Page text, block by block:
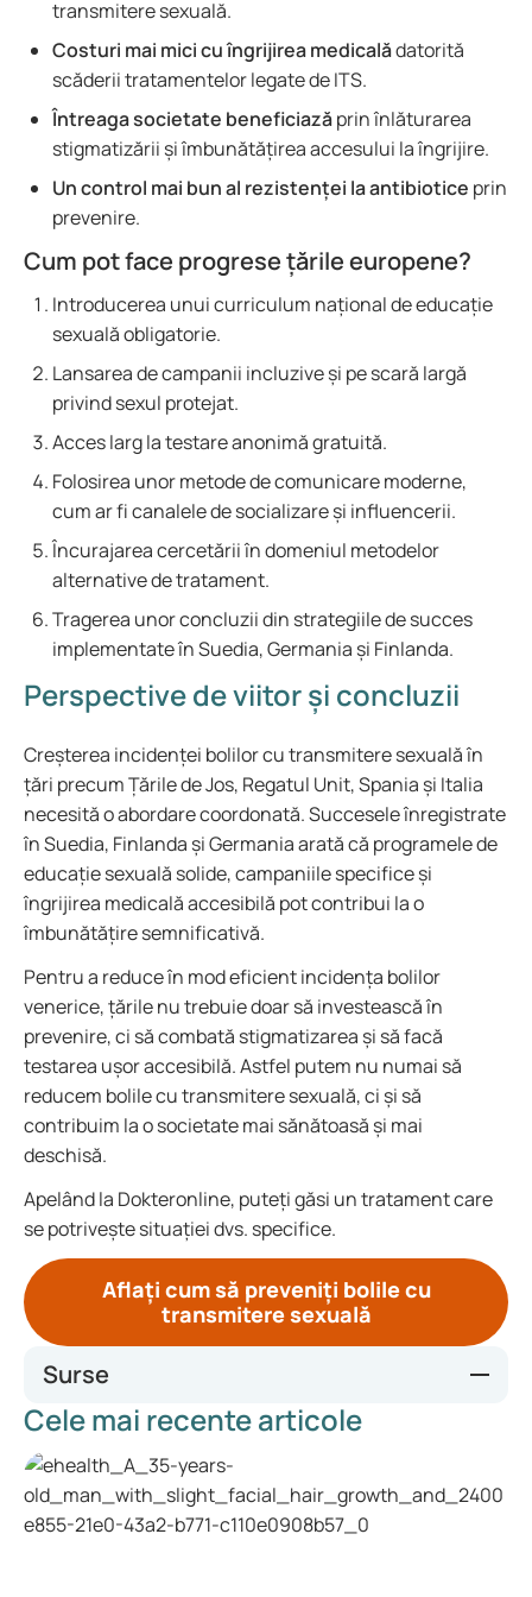
transmitere sexuală.
Costuri mai mici cu îngrijirea medicalădatorită
scăderii tratamentelor legate de ITS.
Întreaga societate beneficiazăprin înlăturarea
stigmatizării și îmbunătățirea accesului la îngrijire.
Un control mai bun al rezistenței la antibiotice prin
prevenire.
Cum pot face progrese țările europene?
Introducerea unui curriculum național de educație
sexuală obligatorie.
Lansarea de campanii incluzive și pe scară largă
privind sexul protejat.
Acces larg la testare anonimă gratuită.
Folosirea unor metode de comunicare moderne,
cum ar fi canalele de socializare și influencerii.
Încurajarea cercetării în domeniul metodelor
alternative de tratament.
Tragerea unor concluzii din strategiile de succes
implementate în Suedia, Germania și Finlanda.
Perspective de viitor și concluzii
Creșterea incidenței bolilor cu transmitere sexuală în
țări precum Țările de Jos, Regatul Unit, Spania și Italia
necesită o abordare coordonată. Succesele înregistrate
în Suedia, Finlanda și Germania arată că programele de
educație sexuală solide, campaniile specifice și
îngrijirea medicală accesibilă pot contribui la o
îmbunătățire semnificativă.
Pentru a reduce în mod eficient incidența bolilor
venerice, țările nu trebuie doar să investească în
prevenire, ci să combată stigmatizarea și să facă
testarea ușor accesibilă. Astfel putem nu numai să
reducem bolile cu transmitere sexuală, ci și să
contribuim la o societate mai sănătoasă și mai
deschisă.
Apelând la Dokteronline, puteți găsi un tratament care
se potrivește situației dvs. specifice.
Aflați cum să preveniți bolile cu
transmitere sexuală
Surse
https://seksuelevorming.nl/visie-beleid/overheidsbeleid-en-
regelgeving/
https://nos.nl/artikel/2446893-manifest-over-seksuele-
voorlichting-onderwijs-moet-mee-met-veranderde-tijden
https://www.medi-sfeer.be/nl/nieuws/aantal-gevallen-van-
Cele mai recente articole